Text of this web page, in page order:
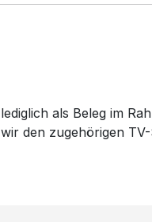
als Beleg im
den zugehörigen